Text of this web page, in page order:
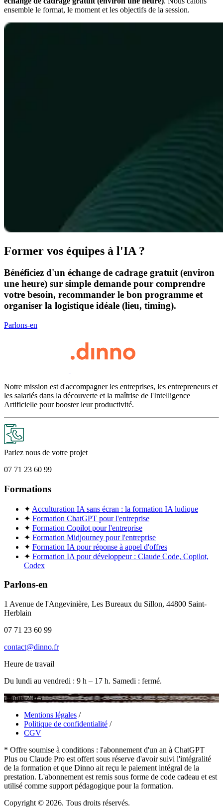
ensemble le format, le moment et les objectifs de la session.
Former vos équipes à l'IA ?
Bénéficiez d'un échange de cadrage gratuit (environ
une heure) sur simple demande pour comprendre
votre besoin, recommander le bon programme et
organiser la logistique idéale (lieu, timing).
Parlons-en
Notre mission est d'accompagner les entreprises, les entrepreneurs et
les salariés dans la découverte et la maîtrise de l'Intelligence
Artificielle pour booster leur productivité.
Parlez nous de votre projet
07 71 23 60 99
Formations
✦ Acculturation IA sans écran : la formation IA ludique
✦ Formation ChatGPT pour l'entreprise
✦ Formation Copilot pour l'entreprise
✦ Formation Midjourney pour l'entreprise
✦ Formation IA pour réponse à appel d'offres
✦ Formation IA pour développeur : Claude Code, Copilot,
Codex
Parlons-en
1 Avenue de l'Angevinière, Les Bureaux du Sillon, 44800 Saint-
Herblain
07 71 23 60 99
contact@dinno.fr
Heure de travail
Du lundi au vendredi : 9 h – 17 h. Samedi : fermé.
depuis 2015
Mentions légales /
Politique de confidentialité /
CGV
* Offre soumise à conditions : l'abonnement d'un an à ChatGPT
Plus ou Claude Pro est offert sous réserve d'avoir suivi l'intégralité
de la formation et que Dinno ait reçu le paiement intégral de la
prestation. L'abonnement est remis sous forme de code cadeau et est
utilisé comme support pédagogique pour la formation.
Copyright © 2026. Tous droits réservés.